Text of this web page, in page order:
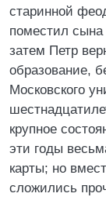
старинной
поместил сына
затем Петр
образование,
Московского
крупное
эти годы
карты; но
сложились